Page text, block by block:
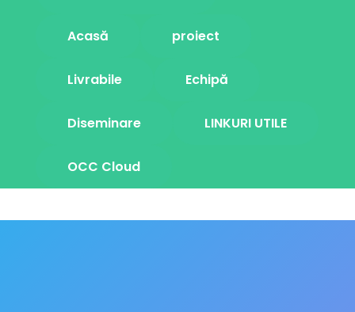
Acasă proiect
Livrabile Echipă
Diseminare LINKURI UTILE
OCC Cloud